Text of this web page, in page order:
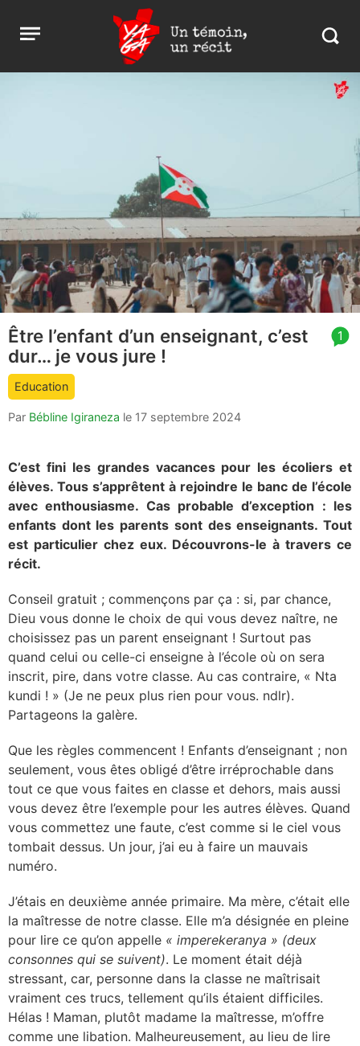
Open
menu
Yaga
Burundi
Search
article
comment
count
1
Être l’enfant d’un enseignant, c’est
dur… je vous jure !
Education
Par Bébline Igiraneza le 17 septembre 2024
C’est fini les grandes vacances pour les écoliers et
élèves. Tous s’apprêtent à rejoindre le banc de l’école
avec enthousiasme. Cas probable d’exception : les
enfants dont les parents sont des enseignants. Tout
est particulier chez eux. Découvrons-le à travers ce
récit.
Conseil gratuit ; commençons par ça : si, par chance,
Dieu vous donne le choix de qui vous devez naître, ne
choisissez pas un parent enseignant ! Surtout pas
quand celui ou celle-ci enseigne à l’école où on sera
inscrit, pire, dans votre classe. Au cas contraire, « Nta
kundi ! » (Je ne peux plus rien pour vous. ndlr).
Partageons la galère.
Que les règles commencent ! Enfants d’enseignant ; non
seulement, vous êtes obligé d’être irréprochable dans
tout ce que vous faites en classe et dehors, mais aussi
vous devez être l’exemple pour les autres élèves. Quand
vous commettez une faute, c’est comme si le ciel vous
tombait dessus. Un jour, j’ai eu à faire un mauvais
numéro.
J’étais en deuxième année primaire. Ma mère, c’était elle
la maîtresse de notre classe. Elle m’a désignée en pleine
pour lire ce qu’on appelle « imperekeranya » (deux
consonnes qui se suivent). Le moment était déjà
stressant, car, personne dans la classe ne maîtrisait
vraiment ces trucs, tellement qu’ils étaient difficiles.
Hélas ! Maman, plutôt madame la maîtresse, m’offre
comme une libation. Malheureusement, au lieu de lire